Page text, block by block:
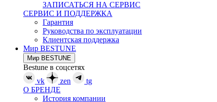
ЗАПИСАТЬСЯ НА СЕРВИС
СЕРВИС И ПОДДЕРЖКА
Гарантия
Руководства по эксплуатации
Клиентская поддержка
Мир BESTUNE
Мир BESTUNE
Bestune в соцсетях
vk
zen
tg
О БРЕНДЕ
История компании